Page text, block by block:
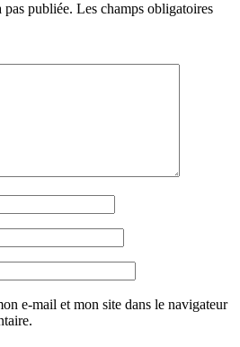
pas publiée. Les champs obligatoires
e-mail et mon site dans le navigateur